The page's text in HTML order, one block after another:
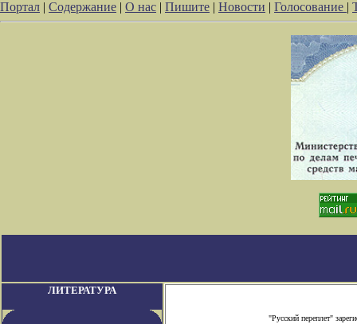
Портал | Содержание | О нас | Пишите | Новости | Голосование |
ЛИТЕРАТУРА
"Русский переплет"